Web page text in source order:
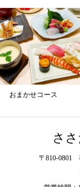
おまかせコース
ささ
〒810-0801